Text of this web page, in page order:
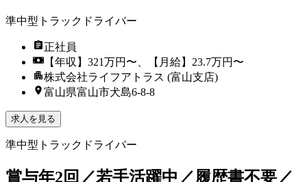
準中型トラックドライバー
正社員
【年収】321万円〜、【月給】23.7万円〜
株式会社ライフアトラス (富山支店)
富山県富山市犬島6-8-8
求人を見る
準中型トラックドライバー
賞与年2回／若手活躍中／履歴書不要／